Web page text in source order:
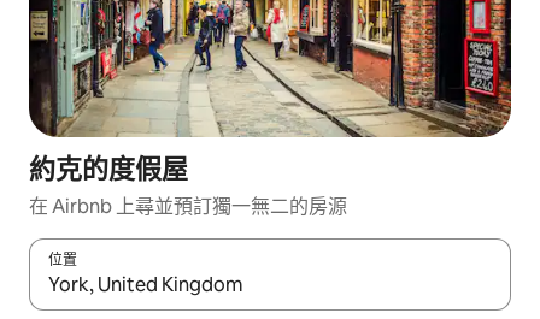
約克的度假屋
在 Airbnb 上尋並預訂獨一無二的房源
位置
如有搜尋結果，瀏覽內容時請使用上下箭頭，或輕點、滑動裝置。